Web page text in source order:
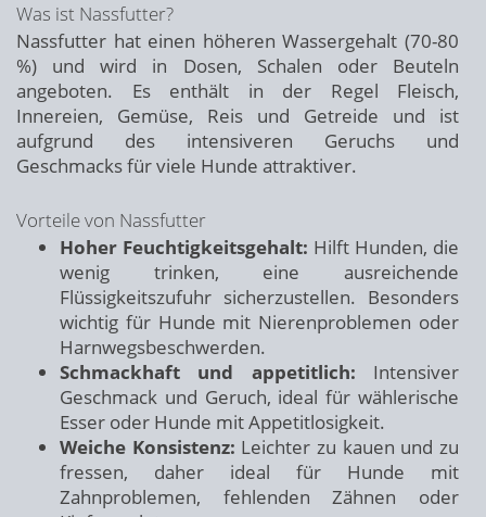
Was ist Nassfutter?
Nassfutter hat einen höheren Wassergehalt (70-80
%) und wird in Dosen, Schalen oder Beuteln
angeboten. Es enthält in der Regel Fleisch,
Innereien, Gemüse, Reis und Getreide und ist
aufgrund des intensiveren Geruchs und
Geschmacks für viele Hunde attraktiver.
Vorteile von Nassfutter
Hoher Feuchtigkeitsgehalt: Hilft Hunden, die
wenig trinken, eine ausreichende
Flüssigkeitszufuhr sicherzustellen. Besonders
wichtig für Hunde mit Nierenproblemen oder
Harnwegsbeschwerden.
Schmackhaft und appetitlich: Intensiver
Geschmack und Geruch, ideal für wählerische
Esser oder Hunde mit Appetitlosigkeit.
Weiche Konsistenz: Leichter zu kauen und zu
fressen, daher ideal für Hunde mit
Zahnproblemen, fehlenden Zähnen oder